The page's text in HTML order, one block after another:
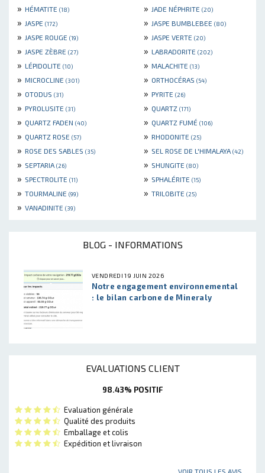
» HÉMATITE (18) » JADE NÉPHRITE (20)
» JASPE (172) » JASPE BUMBLEBEE (80)
» JASPE ROUGE (19) » JASPE VERTE (20)
» JASPE ZÈBRE (27) » LABRADORITE (202)
» LÉPIDOLITE (10) » MALACHITE (13)
» MICROCLINE (301) » ORTHOCÉRAS (54)
» OTODUS (31) » PYRITE (26)
» PYROLUSITE (31) » QUARTZ (171)
» QUARTZ FADEN (40) » QUARTZ FUMÉ (106)
» QUARTZ ROSE (57) » RHODONITE (25)
» ROSE DES SABLES (35) » SEL ROSE DE L'HIMALAYA (42)
» SEPTARIA (26) » SHUNGITE (80)
» SPECTROLITE (11) » SPHALÉRITE (15)
» TOURMALINE (99) » TRILOBITE (25)
» VANADINITE (39)
BLOG - INFORMATIONS
VENDREDI 19 JUIN 2026
Notre engagement environnemental
: le bilan carbone de Mineraly
EVALUATIONS CLIENT
98.43% POSITIF
Evaluation générale
Qualité des produits
Emballage et colis
Expédition et livraison
VOIR TOUS LES AVIS...